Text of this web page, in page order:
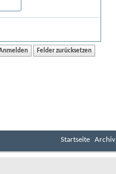
Startseite Archiv